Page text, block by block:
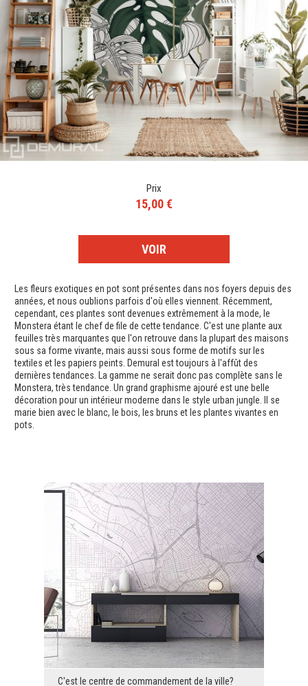
Prix
15,00 €
VOIR
Les fleurs exotiques en pot sont présentes dans nos foyers depuis des
années, et nous oublions parfois d'où elles viennent. Récemment,
cependant, ces plantes sont devenues extrêmement à la mode, le
Monstera étant le chef de file de cette tendance. C'est une plante aux
feuilles très marquantes que l'on retrouve dans la plupart des maisons
sous sa forme vivante, mais aussi sous forme de motifs sur les
textiles et les papiers peints. Demural est toujours à l'affût des
dernières tendances. La gamme ne serait donc pas complète sans le
Monstera, très tendance. Un grand graphisme ajouré est une belle
décoration pour un intérieur moderne dans le style urban jungle. Il se
marie bien avec le blanc, le bois, les bruns et les plantes vivantes en
pots.
C'est le centre de commandement de la ville?